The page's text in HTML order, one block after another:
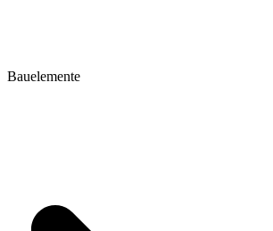
Bauelemente